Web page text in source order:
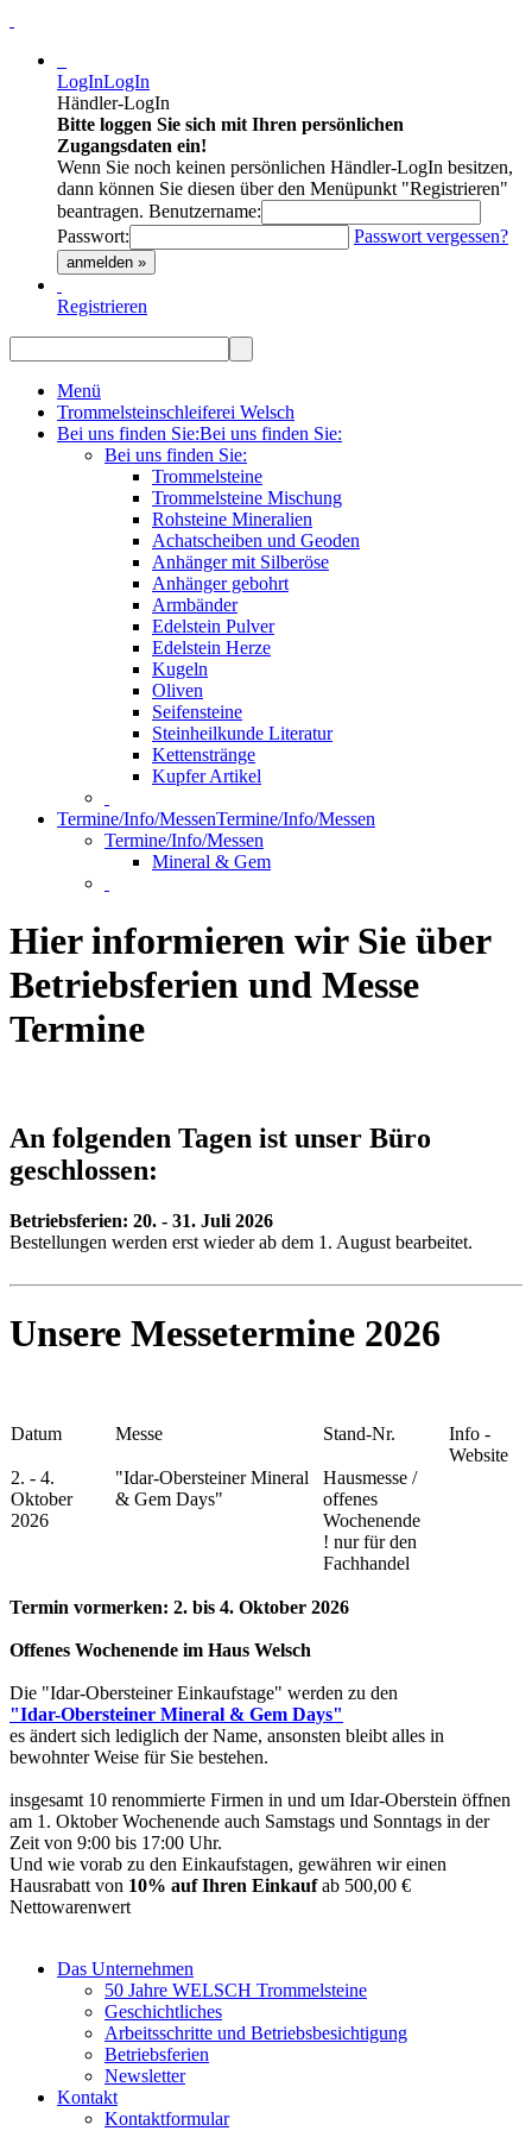
LogInLogIn
Händler-LogIn
Bitte loggen Sie sich mit Ihren persönlichen
Zugangsdaten ein!
Wenn Sie noch keinen persönlichen Händler-LogIn besitzen,
dann können Sie diesen über den Menüpunkt "Registrieren"
beantragen. Benutzername:
Passwort:
Passwort vergessen?
anmelden »
Registrieren
Menü
Trommelsteinschleiferei Welsch
Bei uns finden Sie:Bei uns finden Sie:
Bei uns finden Sie:
Trommelsteine
Trommelsteine Mischung
Rohsteine Mineralien
Achatscheiben und Geoden
Anhänger mit Silberöse
Anhänger gebohrt
Armbänder
Edelstein Pulver
Edelstein Herze
Kugeln
Oliven
Seifensteine
Steinheilkunde Literatur
Kettenstränge
Kupfer Artikel
Termine/Info/MessenTermine/Info/Messen
Termine/Info/Messen
Mineral & Gem
Hier informieren wir Sie über
Betriebsferien und Messe
Termine
An folgenden Tagen ist unser Büro
geschlossen:
Betriebsferien: 20. - 31. Juli 2026
Bestellungen werden erst wieder ab dem 1. August bearbeitet.
Unsere Messetermine 2026
Datum Messe Stand-Nr.
Info -
Website
2. - 4.
Oktober
2026
"Idar-Obersteiner Mineral
& Gem Days"
Hausmesse /
offenes
Wochenende
! nur für den
Fachhandel
Termin vormerken: 2. bis 4. Oktober 2026
Offenes Wochenende im Haus Welsch
Die "Idar-Obersteiner Einkaufstage" werden zu den
"Idar-Obersteiner Mineral & Gem Days"
es ändert sich lediglich der Name, ansonsten bleibt alles in
bewohnter Weise für Sie bestehen.
insgesamt 10 renommierte Firmen in und um Idar-Oberstein öffnen
am 1. Oktober Wochenende auch Samstags und Sonntags in der
Zeit von 9:00 bis 17:00 Uhr.
Und wie vorab zu den Einkaufstagen, gewähren wir einen
Hausrabatt von 10% auf Ihren Einkaufab 500,00 €
Nettowarenwert
Das Unternehmen
50 Jahre WELSCH Trommelsteine
Geschichtliches
Arbeitsschritte und Betriebsbesichtigung
Betriebsferien
Newsletter
Kontakt
Kontaktformular